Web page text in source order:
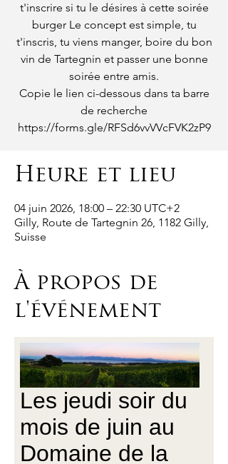
t'inscrire si tu le désires à cette soirée
burger Le concept est simple, tu
t'inscris, tu viens manger, boire du bon
vin de Tartegnin et passer une bonne
soirée entre amis.
Copie le lien ci-dessous dans ta barre
de recherche
https://forms.gle/RFSd6vvVVcFVK2zP9
Heure et lieu
04 juin 2026, 18:00 – 22:30 UTC+2
Gilly, Route de Tartegnin 26, 1182 Gilly,
Suisse
À propos de
l'événement